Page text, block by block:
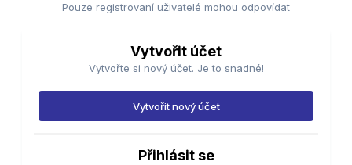
Pouze registrovaní uživatelé mohou odpovídat
Vytvořit účet
Vytvořte si nový účet. Je to snadné!
Vytvořit nový účet
Přihlásit se